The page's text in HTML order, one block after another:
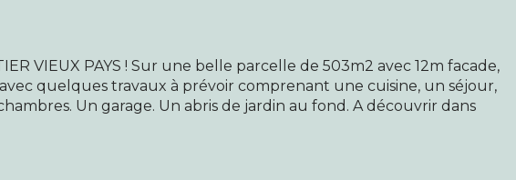
VIEUX PAYS ! Sur une belle parcelle de 503m2 avec 12m facade,
quelques travaux à prévoir comprenant une cuisine, un séjour,
Un garage. Un abris de jardin au fond. A découvrir dans